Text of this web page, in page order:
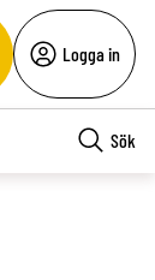
Logga in
Sök